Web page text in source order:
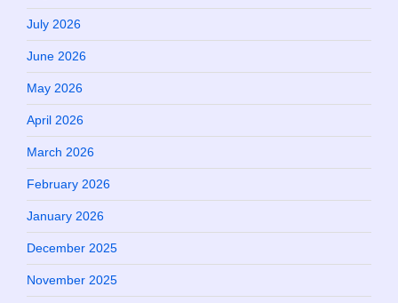
July 2026
June 2026
May 2026
April 2026
March 2026
February 2026
January 2026
December 2025
November 2025